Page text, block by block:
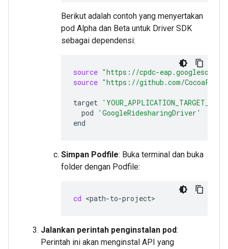
Berikut adalah contoh yang menyertakan
pod Alpha dan Beta untuk Driver SDK
sebagai dependensi:
source "https://cpdc-
source "https://github.com/
target
pod
'GoogleRidesharingDriver'
Simpan Podfile: Buka terminal dan buka
folder dengan Podfile:
cd
Jalankan perintah penginstalan pod:
Perintah ini akan menginstal API yang